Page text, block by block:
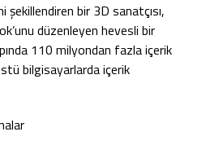
bir 3D sanatçısı,
düzenleyen hevesli bir
110 milyondan fazla içerik
bilgisayarlarda içerik